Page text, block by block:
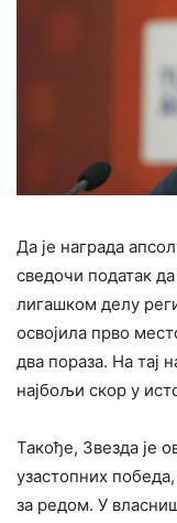
Да је награда
сведочи податак
лигашком делу
освојила прво
два пораза. На тај
најбољи скор у
Такође, Звезда је
узастопних
за редом. У